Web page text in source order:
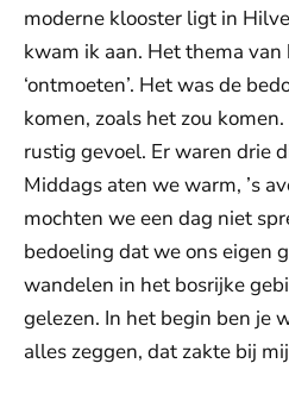
moderne klooster ligt in
kwam ik aan. Het thema
‘ontmoeten’. Het was de
komen, zoals het zou
rustig gevoel. Er waren drie
Middags aten we warm, ’s
mochten we een dag niet
bedoeling dat we ons eigen
wandelen in het bosrijke
gelezen. In het begin ben je
alles zeggen, dat zakte bij